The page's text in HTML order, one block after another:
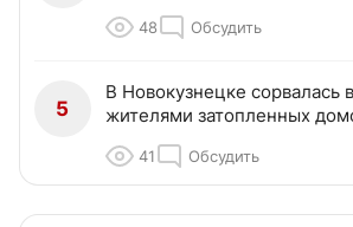
48 Обсудить
5
В Новокузнецке сорвалась
жителями затопленных
41 Обсудить